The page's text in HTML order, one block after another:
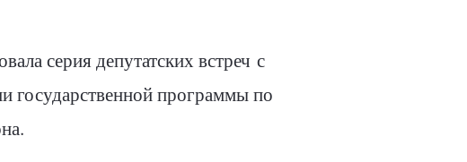
серия депутатских встреч с
государственной программы по